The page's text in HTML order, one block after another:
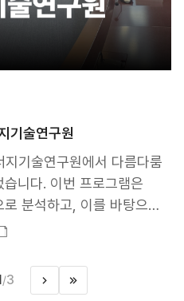
✔ 관계 속 갈등 원인
니케이션 방법 등의
” 등의 반응을 보이며 높은
사람과 사람 사이의 건강한
이어가겠습니다.
기술연구원
로그램은
분석하고, 이를 바탕으로
를 개선하는 데 초점을
하고, 실제 업무에 적용
다. 워크샵 이후 구성원 간
부파일
/3
>
마지막으로